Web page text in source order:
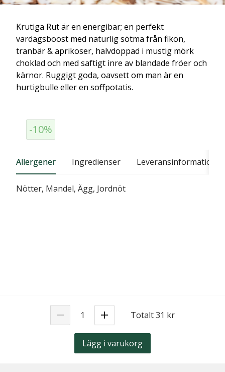
Krutiga Rut är en energibar; en perfekt
vardagsboost med naturlig sötma från fikon,
tranbär & aprikoser, halvdoppad i mustig mörk
choklad och med saftigt inre av blandade fröer och
kärnor. Ruggigt goda, oavsett om man är en
hurtigbulle eller en soffpotatis.
-10%
Allergener Ingredienser Leveransinformation
Nötter, Mandel, Ägg, Jordnöt
Totalt 31 kr
Lägg i varukorg